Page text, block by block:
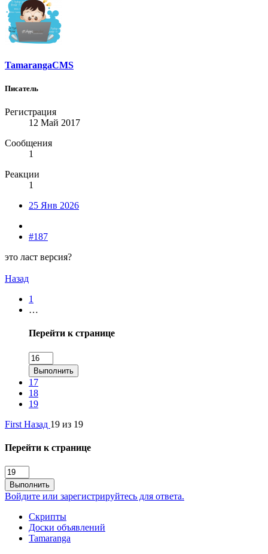
TamarangaCMS
Писатель
Регистрация
12 Май 2017
Сообщения
1
Реакции
1
25 Янв 2026
#187
это ласт версия?
Назад
1
…
Перейти к странице
Выполнить
17
18
19
First Назад 19 из 19
Перейти к странице
Выполнить
Войдите или зарегистрируйтесь для ответа.
Скрипты
Доски объявлений
Tamaranga